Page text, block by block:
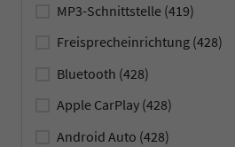
MP3-Schnittstelle (419)
Freisprecheinrichtung (428)
Bluetooth (428)
Apple CarPlay (428)
Android Auto (428)